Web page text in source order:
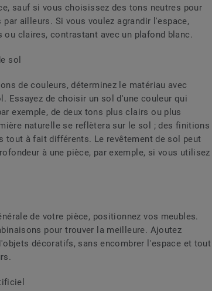
sauf si vous choisissez des tons neutres pour
ailleurs. Si vous voulez agrandir l'espace,
claires, contrastant avec un plafond blanc.
sol
de couleurs, déterminez le matériau avec
Essayez de choisir un sol d'une couleur qui
exemple, de deux tons plus clairs ou plus
naturelle se reflètera sur le sol ; des finitions
tout à fait différents. Le revêtement de sol peut
à une pièce, par exemple, si vous utilisez
de votre pièce, positionnez vos meubles.
pour trouver la meilleure. Ajoutez
décoratifs, sans encombrer l'espace et tout